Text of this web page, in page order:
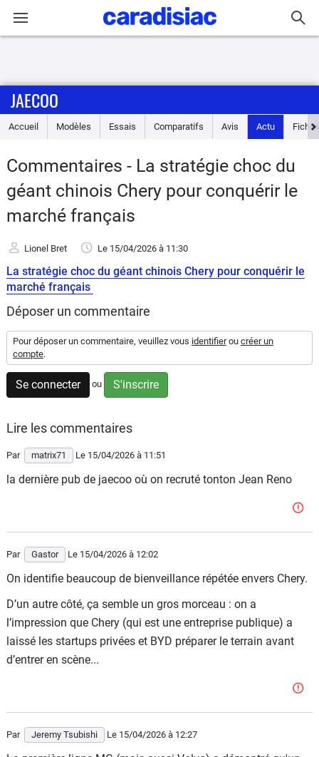
Accueil
Essais
Guide
d'achat
Electriques
Flottes
Auto
Services
Forum
Moto
JAECOO
Accueil Modèles Essais Comparatifs Avis Actu
Commentaires - La stratégie choc du
géant chinois Chery pour conquérir le
marché français
Lionel Bret Le 15/04/2026 à 11:30
La stratégie choc du géant chinois Chery pour conquérir le
marché français
Déposer un commentaire
Pour déposer un commentaire, veuillez vous identifierou créer un
compte.
Se connecter ou S'inscrire
Lire les commentaires
Par matrix71 Le 15/04/2026 à 11:51
la dernière pub de jaecoo où on recruté tonton Jean Reno
Par Gastor Le 15/04/2026 à 12:02
On identifie beaucoup de bienveillance répétée envers Chery.
D’un autre côté, ça semble un gros morceau : on a
l’impression que Chery (qui est une entreprise publique) a
laissé les startups privées et BYD préparer le terrain avant
d’entrer en scène...
Par Jeremy Tsubishi Le 15/04/2026 à 12:27